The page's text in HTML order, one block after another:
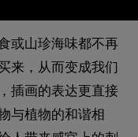
或山珍海味都不再
来，从而变成我们
插画的表达更直接
与植物的和谐相